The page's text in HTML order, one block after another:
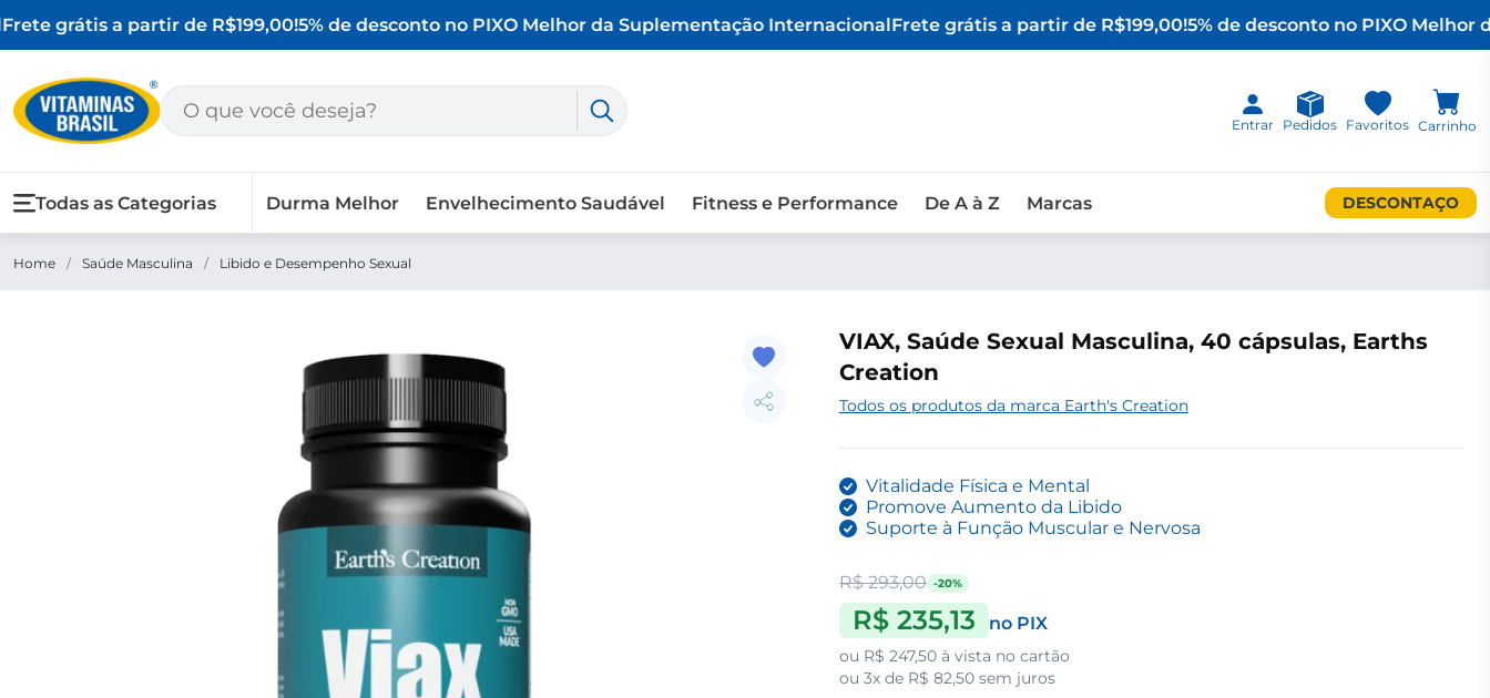
grátis a partir de R$199,00!5% de desconto no PIXO Melhor da Suplementação InternacionalFrete grátis a partir de R$199,00!5% de desconto no PIXO Melhor
Entrar Pedidos Favoritos Carrinho
Todas as Categorias Durma Melhor Envelhecimento Saudável Fitness e Performance De A à Z Marcas DESCONTAÇO
Home / Saúde Masculina / Libido e Desempenho Sexual
VIAX, Saúde Sexual Masculina, 40 cápsulas, Earths
Creation
Todos os produtos da marca Earth's Creation
Vitalidade Física e Mental
Promove Aumento da Libido
Suporte à Função Muscular e Nervosa
R$ 293,00 -20%
R$ 235,13 no PIX
ou R$ 247,50à vista no cartão
ou 3x de R$ 82,50sem juros